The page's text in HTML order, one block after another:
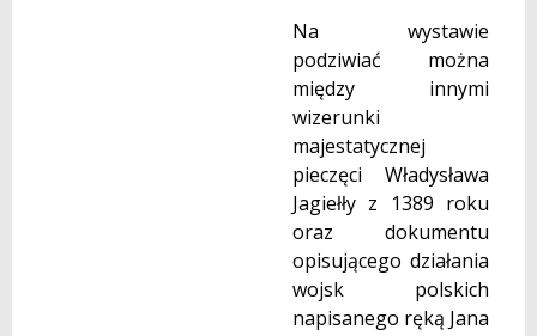
Na wystawie
podziwiać można
między innymi
wizerunki
majestatycznej
pieczęci Władysława
Jagiełły z 1389 roku
oraz dokumentu
opisującego działania
wojsk polskich
napisanego ręką Jana